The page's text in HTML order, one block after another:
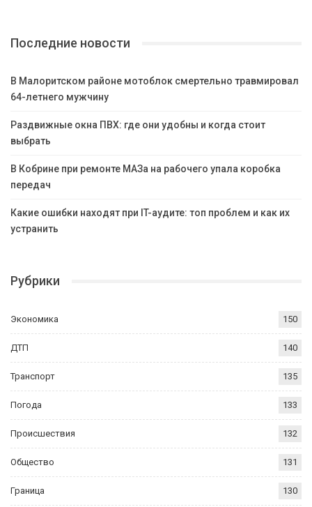
Последние новости
В Малоритском районе мотоблок смертельно травмировал
64-летнего мужчину
Раздвижные окна ПВХ: где они удобны и когда стоит
выбрать
В Кобрине при ремонте МАЗа на рабочего упала коробка
передач
Какие ошибки находят при IT-аудите: топ проблем и как их
устранить
Рубрики
Экономика 150
ДТП 140
Транспорт 135
Погода 133
Происшествия 132
Общество 131
Граница 130